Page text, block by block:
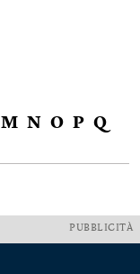
M N O P Q
PUBBLICITÀ